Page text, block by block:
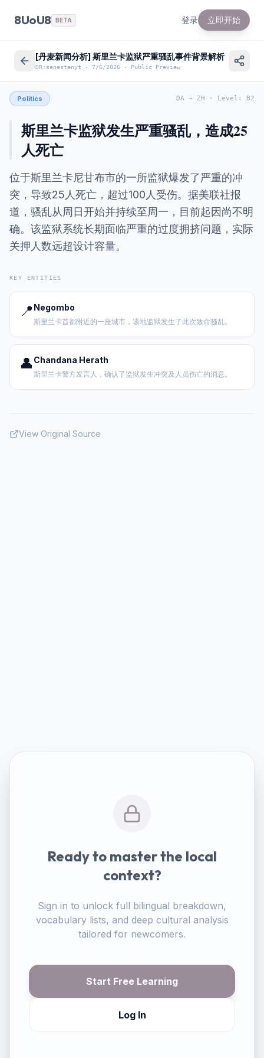
8UoU8 BETA 登录 立即开始
[丹麦新闻分析] 斯里兰卡监狱严重骚乱事件背景解析
DR:senestenyt · 7/6/2026 · Public Preview
Politics DA → ZH · Level : B2
斯里兰卡监狱发生严重骚乱，造成25
人死亡
位于斯里兰卡尼甘布市的一所监狱爆发了严重的冲
突，导致25人死亡，超过100人受伤。据美联社报
道，骚乱从周日开始并持续至周一，目前起因尚不明
确。该监狱系统长期面临严重的过度拥挤问题，实际
关押人数远超设计容量。
KEY ENTITIES
📍 Negombo
斯里兰卡首都附近的一座城市，该地监狱发生了此次致命骚乱。
👤 Chandana Herath
斯里兰卡警方发言人，确认了监狱发生冲突及人员伤亡的消息。
View Original Source
Ready to master the local
context?
Sign in to unlock full bilingual breakdown,
vocabulary lists, and deep cultural analysis
tailored for newcomers.
Start Free Learning
Log In